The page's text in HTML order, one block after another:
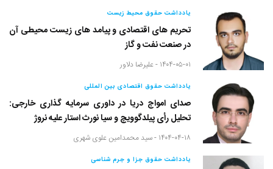
یادداشت حقوق محیط زیست
تحریم های اقتصادی و پیامد های زیست محیطی آن
در صنعت نفت و گاز
۱۴۰۴-۰۵-۰۱ - علیرضا دلاور
یادداشت حقوق اقتصادی بین المللی
صدای امواج دریا در داوری سرمایه گذاری خارجی:
تحلیل رأی پیلدگوویچ و سیا نورث استار علیه نروژ
۱۴۰۴-۰۴-۱۸ - سید محمدامین علوی شهری
یادداشت حقوق جزا و جرم شناسی